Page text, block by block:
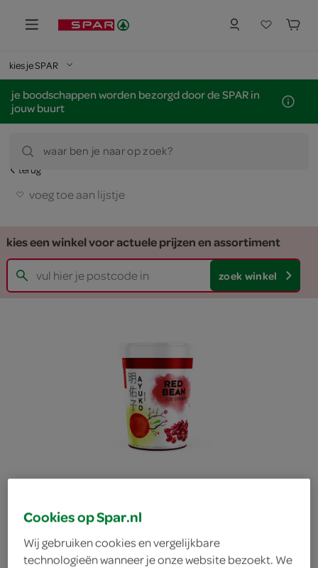
kies je SPAR
je boodschappen worden bezorgd door de SPAR in
jouw buurt
waar ben je naar op zoek?
terug
voeg toe aan lijstje
kies een winkel voor actuele prijzen en assortiment
zoek winkel
Cookies op Spar.nl
Wij gebruiken cookies en vergelijkbare
technologieën wanneer je onze website bezoekt. We